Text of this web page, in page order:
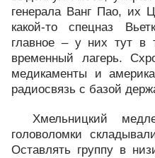
генерала Ванг Пао, их
какой-то спецназ
главное – у них тут в
временный лагерь.
медикаменты и
радиосвязь с базой
Хмельницкий
головоломки
Оставлять группу в